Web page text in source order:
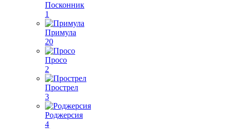
Посконник
1
Примула
20
Просо
2
Прострел
3
Роджерсия
4